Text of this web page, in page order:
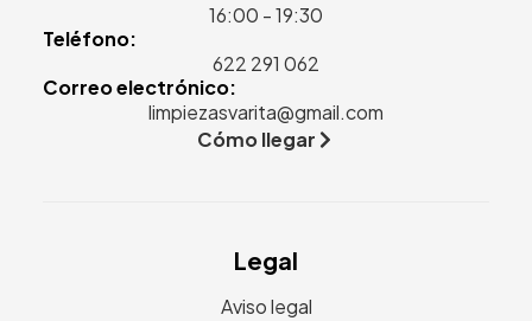
16:00 - 19:30
Teléfono:
622 291 062
Correo electrónico:
limpiezasvarita@gmail.com
Cómo llegar
Legal
Aviso legal